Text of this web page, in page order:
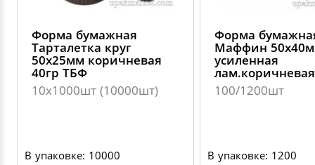
Форма бумажная
Тарталетка круг
50х25мм коричневая
40гр ТБФ
10х1000шт (10000шт)
В упаковке: 10000
Форма
Маффин
усиленная
100/1200шт
В упаковке: 1200